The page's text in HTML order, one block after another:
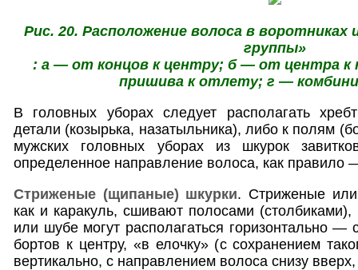
Рис. 20. Расположение волоса в воротниках
группы»
: а — от концов к центру; б — от центра к
пришива к отлету; г —
В головных уборах следует располагать
детали (козырька, назатыльника), либо к полям
мужских головных уборах из шкурок
определенное направление волоса, как правило
Стриженые (щипаные) шкурки. Стриженые
как и каракуль, сшивают полосами (столбиками),
или шубе могут располагаться горизонтально —
бортов к центру, «в елочку» (с сохранением
вертикально, с направлением волоса снизу вверх,